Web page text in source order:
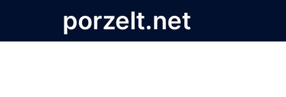
springen
porzelt.net